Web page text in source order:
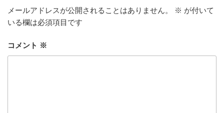
メールアドレスが公開されることはありません。 ※ が付いて
いる欄は必須項目です
コメント ※